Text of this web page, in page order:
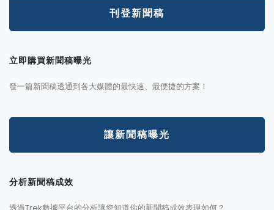
刊登新聞稿
立即購買新聞稿曝光
發一篇新聞稿透通到各大媒體的最快速、最便捷的方案！
讓新聞稿曝光
分析新聞稿成效